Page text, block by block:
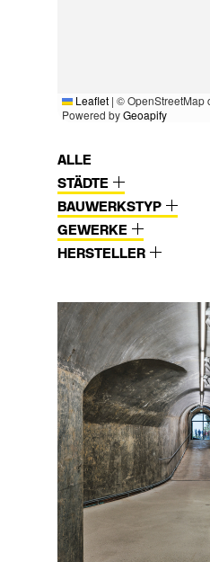
Leaflet | © OpenStreetMap
Powered byGeoapify
ALLE
STÄDTE
BAUWERKSTYP
GEWERKE
HERSTELLER